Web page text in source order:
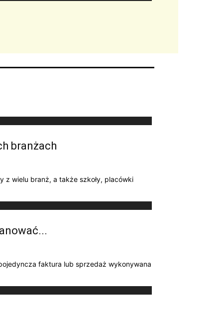
branżach
z wielu branż, a także szkoły, placówki
faktura lub sprzedaż wykonywana